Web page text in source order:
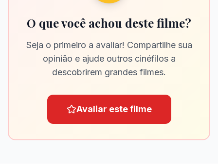
O que você achou deste filme?
Seja o primeiro a avaliar! Compartilhe sua
opinião e ajude outros cinéfilos a
descobrirem grandes filmes.
Avaliar este filme